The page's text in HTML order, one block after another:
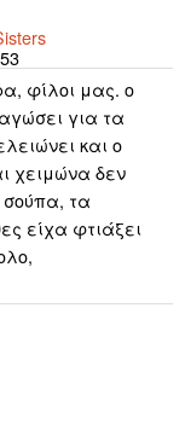
φίλοι μας. ο
για τα
και ο
χειμώνα δεν
σούπα, τα
είχα φτιάξει